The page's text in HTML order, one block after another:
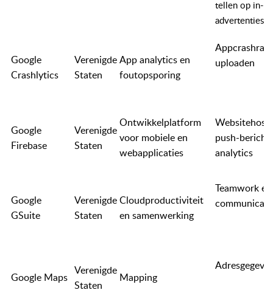
tellen op in-
advertenties
Google
Crashlytics
Verenigde
Staten
App analytics en
foutopsporing
uploaden
Google
Firebase
Verenigde
Staten
Ontwikkelplatform
voor mobiele en
webapplicaties
push-
analytics
Google
GSuite
Verenigde
Staten
Cloudproductiviteit
en samenwerking
Teamwork en
Google Maps
Verenigde
Staten
Mapping